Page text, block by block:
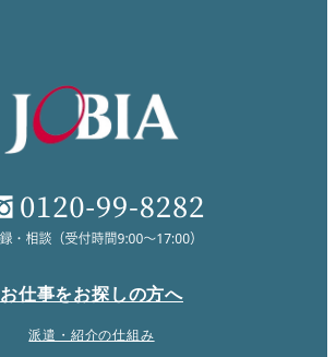
お仕事をお探しの方へ
派遣・紹介の仕組み